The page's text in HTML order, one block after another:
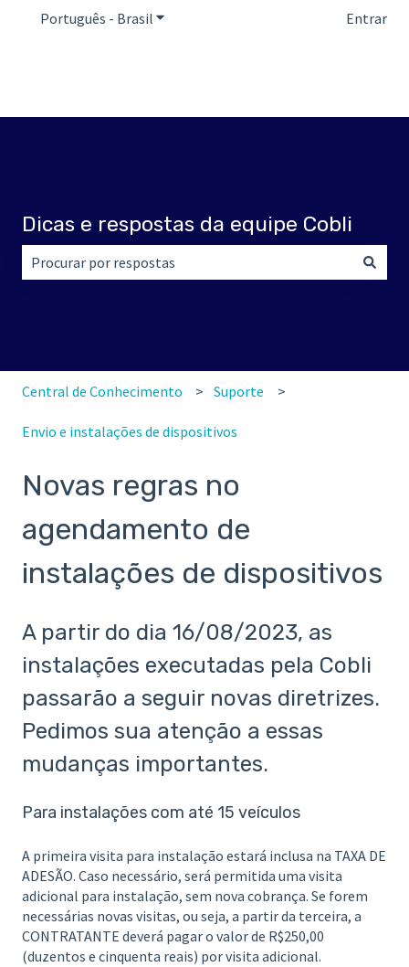
Português - Brasil Mostrar submenu para traduçõesEntrar
Dicas e respostas da equipe Cobli
Central de Conhecimento Suporte
Envio e instalações de dispositivos
Novas regras no
agendamento de
instalações de dispositivos
A partir do dia 16/08/2023, as
instalações executadas pela Cobli
passarão a seguir novas diretrizes.
Pedimos sua atenção a essas
mudanças importantes.
Para instalações com até 15 veículos
A primeira visita para instalação estará inclusa na TAXA DE
ADESÃO. Caso necessário, será permitida uma visita
adicional para instalação, sem nova cobrança. Se forem
necessárias novas visitas, ou seja, a partir da terceira, a
CONTRATANTE deverá pagar o valor de R$250,00
(duzentos e cinquenta reais) por visita adicional.